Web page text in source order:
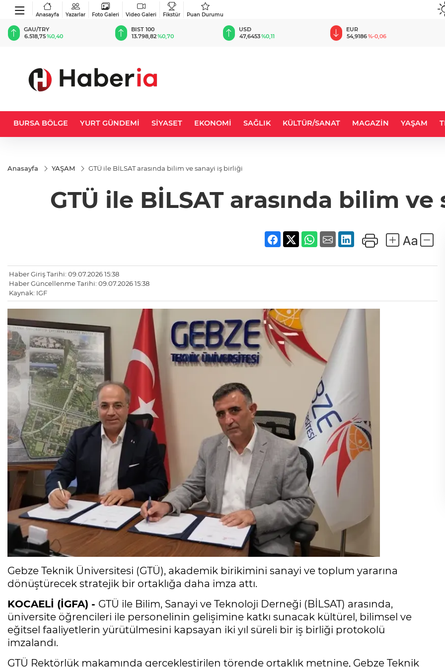
Anasayfa Yazarlar Foto Galeri Video Galeri Fikstür Puan Durumu
BIST 100
13.798,82
USD
47,6453
54,9186
64,0950
BURSA BÖLGE YURT GÜNDEMİ SİYASET EKONOMİ SAĞLIK KÜLTÜR/SANAT MAGAZİN YAŞAM
Anasayfa YAŞAM GTÜ ile BİLSAT arasında bilim ve sanayi iş birliği
GTÜ ile BİLSAT arasında bilim
Haber Giriş Tarihi: 09.07.2026 15:38
Haber Güncellenme Tarihi: 09.07.2026 15:38
Kaynak: IGF
Gebze Teknik Üniversitesi (GTÜ), akademik birikimini sanayi ve toplum yararına
dönüştürecek stratejik bir ortaklığa daha imza attı.
KOCAELİ (İGFA) - GTÜ ile Bilim, Sanayi ve Teknoloji Derneği (BİLSAT) arasında,
üniversite öğrencileri ile personelinin gelişimine katkı sunacak kültürel, bilimsel ve
eğitsel faaliyetlerin yürütülmesini kapsayan iki yıl süreli bir iş birliği protokolü
imzalandı.
GTÜ Rektörlük makamında gerçekleştirilen törende ortaklık metnine, Gebze Teknik